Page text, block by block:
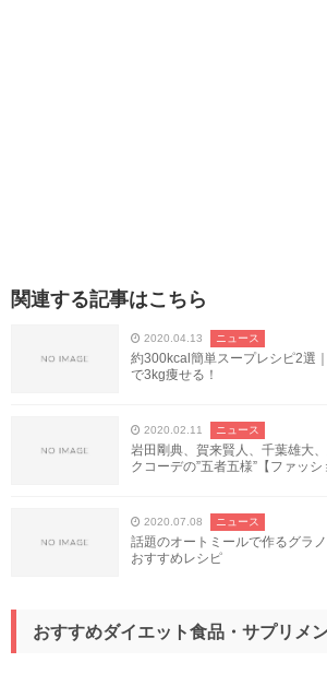
関連する記事はこちら
2020.04.13 ニュース
約300kcal簡単スープレシピ2選
で3kg痩せる！
2020.02.11 ニュース
岩田剛典、賀来賢人、千葉雄大
クコーデの”五者五様”【ファッシ
2020.07.08 ニュース
話題のオートミールで作るグラ
おすすめレシピ
おすすめダイエット食品・サプリメ